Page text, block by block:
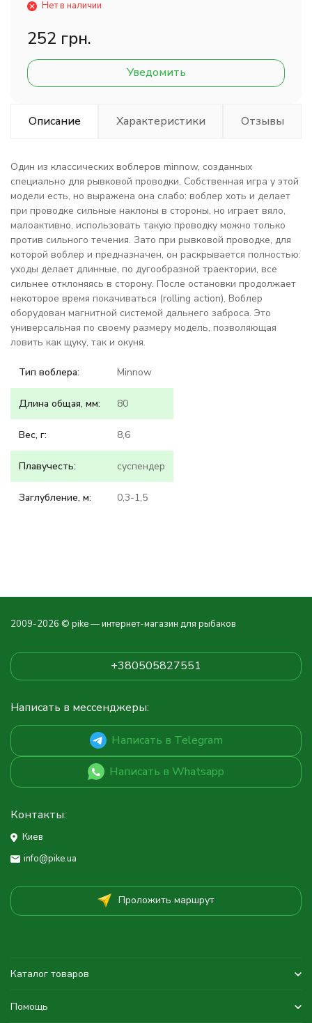
Нет в наличии
252 грн.
Уведомить
Описание Характеристики Отзывы
Один из классических воблеров minnow, созданных
специально для рывковой проводки. Собственная игра у этой
модели есть, но выражена она слабо: воблер хоть и делает
при проводке сильные наклоны в стороны, но играет вяло,
малоактивно, использовать такую проводку можно только
против сильного течения. Зато при рывковой проводке, для
которой воблер и предназначен, он раскрывается полностью:
уходы делает длинные, по дугообразной траектории, все
сильнее отклоняясь в сторону. После остановки продолжает
некоторое время покачиваться (rolling action). Воблер
оборудован магнитной системой дальнего заброса. Это
универсальная по своему размеру модель, позволяющая
ловить как щуку, так и окуня.
Тип воблера: Minnow
Длина общая, мм: 80
Вес, г: 8,6
Плавучесть: суспендер
Заглубление, м: 0,3-1,5
2009-2026 © pike — интернет-магазин для рыбаков
+380505827551
Написать в мессенджеры:
Написать в Telegram
Написать в Whatsapp
Контакты:
Киев
info@pike.ua
Проложить маршрут
Каталог товаров
Помощь